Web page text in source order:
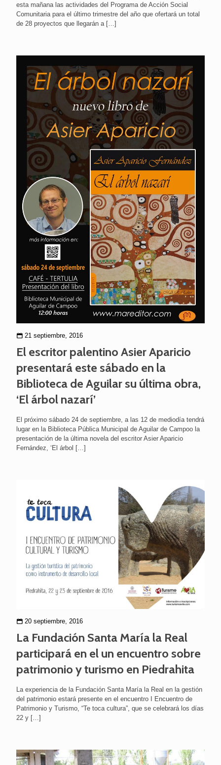
esta mañana las actividades del Programa de Acción Social
Comunitaria para el último trimestre del año que ofertará un total
de 28 proyectos que llegarán a […]
21 septiembre, 2016
El escritor palentino Asier Aparicio
presentará este sábado en la
Biblioteca de Aguilar su última obra,
‘El árbol nazarí’
El próximo sábado 24 de septiembre, a las 12 de mediodía tendrá
lugar en la Biblioteca Pública Municipal de Aguilar de Campoo la
presentación de la última novela del escritor Asier Aparicio
Fernández, ‘El árbol […]
20 septiembre, 2016
La Fundación Santa María la Real
participará en el un encuentro sobre
patrimonio y turismo en Piedrahita
La experiencia de la Fundación Santa María la Real en la gestión
del patrimonio estará presente en el encuentro I Encuentro de
Patrimonio y Turismo, “Te toca cultura”, que se celebrará los días
22 y […]